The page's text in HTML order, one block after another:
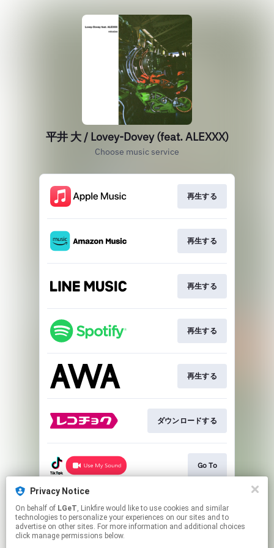
Privacy Notice
On behalf of LGeT, Linkfire would like to use cookies and similar
technologies to personalize your experiences on our sites and to
advertise on other sites. For more information and additional choices
click manage permissions below.
平井 大 / Lovey-Dovey (feat. ALEXXX)
Choose music service
再生する
再生する
再生する
再生する
再生する
ダウンロードする
Go To
Go To